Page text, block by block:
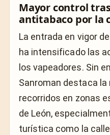
Mayor control
antitabaco por la
La entrada en vigor
ha intensificado las
los vapeadores. Sin
Sanroman destaca la
recorridos en zonas
de León,
turística como la